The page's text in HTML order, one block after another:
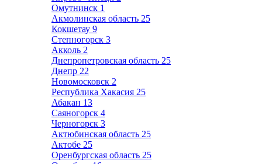
Омутнинск 1
Акмолинская область 25
Кокшетау 9
Степногорск 3
Акколь 2
Днепропетровская область 25
Днепр 22
Новомосковск 2
Республика Хакасия 25
Абакан 13
Саяногорск 4
Черногорск 3
Актюбинская область 25
Актобе 25
Оренбургская область 25